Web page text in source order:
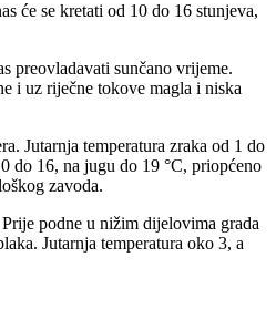
će se kretati od 10 do 16 stunjeva,
preovladavati sunčano vrijeme.
i uz riječne tokove magla i niska
Jutarnja temperatura zraka od 1 do
do 16, na jugu do 19 °C, priopćeno
zavoda.
podne u nižim dijelovima grada
Jutarnja temperatura oko 3, a